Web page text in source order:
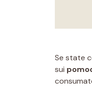
Se state
sui